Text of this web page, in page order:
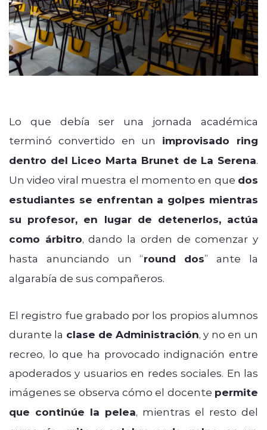
Lo que debía ser una jornada académica
terminó convertido en un improvisado ring
dentro del Liceo Marta Brunet de La Serena.
Un video viral muestra el momento en que dos
estudiantes se enfrentan a golpes mientras
su profesor, en lugar de detenerlos, actúa
como árbitro, dando la orden de comenzar y
hasta anunciando un “round dos” ante la
algarabía de sus compañeros.
El registro fue grabado por los propios alumnos
durante la clase de Administración, y no en un
recreo, lo que ha provocado indignación entre
apoderados y usuarios en redes sociales. En las
imágenes se observa cómo el docente permite
que continúe la pelea, mientras el resto del